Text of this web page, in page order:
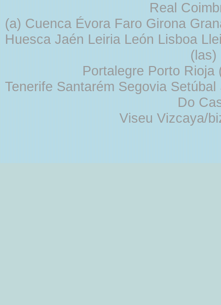
Real
(a) Cuenca Évora Faro Girona
Huesca Jaén Leiria León Lisboa
Portalegre Porto
Tenerife Santarém Segovia
Do
Viseu Vizcaya/